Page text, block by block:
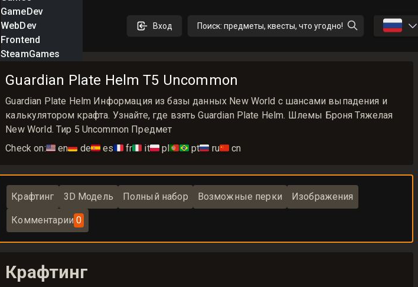
GameDev
WebDev
Frontend
SteamGames
Вход Поиск: предметы, квесты, что угодно! 🇷🇺
Guardian Plate Helm T5 Uncommon
Guardian Plate Helm Информация из базы данных New World с шансами выпадения и
калькулятором крафта. Узнайте, где взять Guardian Plate Helm. Шлемы Броня Тяжелая
New World. Тир 5 Uncommon Предмет
Check on:🇺🇸 en🇩🇪 de🇪🇸 es🇫🇷 fr🇮🇹 it🇵🇱 pl🇵🇹🇧🇷 pt🇷🇺 ru🇨🇳 cn
Крафтинг 3D Модель Полный набор Возможные перки Изображения
Комментарии 0
Крафтинг